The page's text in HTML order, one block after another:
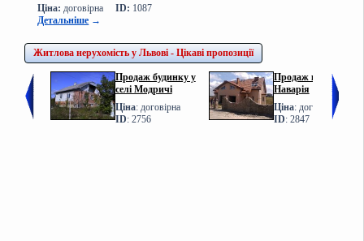
Ціна: договірна ID: 1087
Детальніше →
Житлова нерухомість у Львові - Цікаві пропозиції
Продаж будинку у
селі Модричі
Ціна: договірна
ID: 2756
Продаж котеджу у с.
Наварія
Ціна: договірна
ID: 2847